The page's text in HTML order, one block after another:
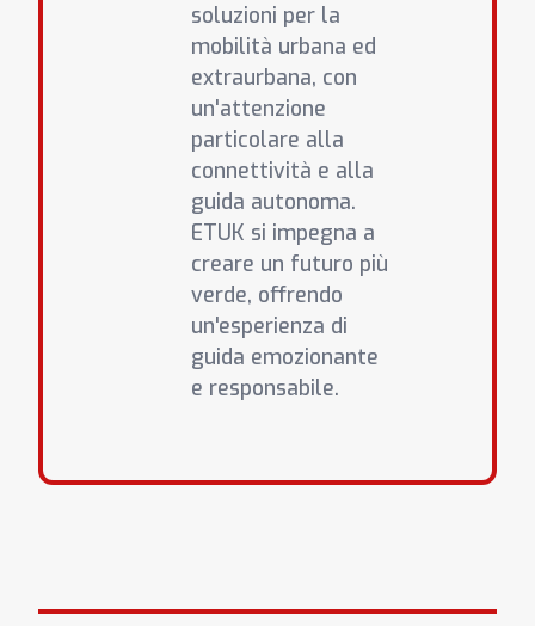
soluzioni per la
mobilità urbana ed
extraurbana, con
un'attenzione
particolare alla
connettività e alla
guida autonoma.
ETUK si impegna a
creare un futuro più
verde, offrendo
un'esperienza di
guida emozionante
e responsabile.